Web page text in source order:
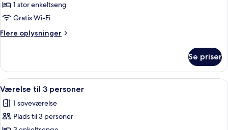
Enkeltværelse
1 stor enkeltseng
Gratis Wi-Fi
Flere oplysninger
Flere
Se priser
Indlæs
alle
billeder
af
Værelse til 3 personer | Minibar,
1
Værelse til 3 personer
1 soveværelse
Plads til 3 personer